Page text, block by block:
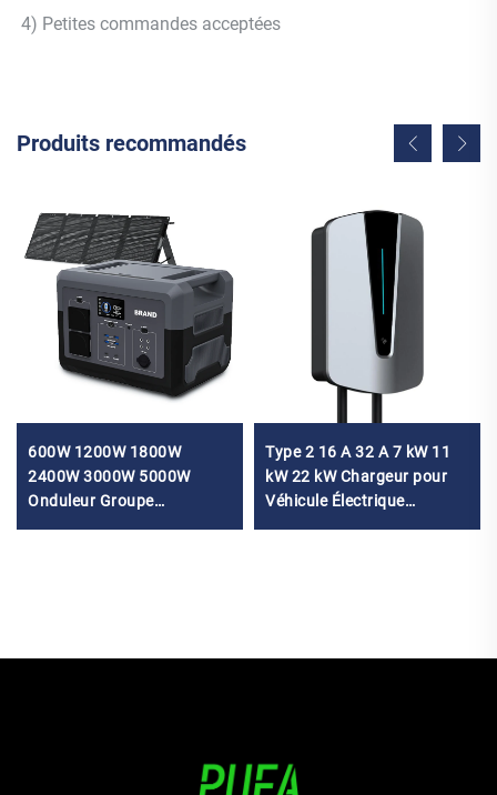
4) Petites commandes acceptées
Produits recommandés
600W 1200W 1800W
2400W 3000W 5000W
Onduleur Groupe
Type 2 16 A 32 A 7 kW 11
kW 22 kW Chargeur pour
Véhicule Électrique